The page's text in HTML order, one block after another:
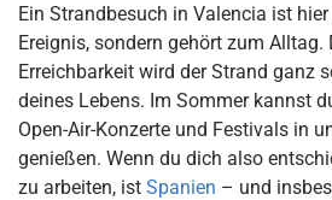
Ein Strandbesuch in Valencia ist
Ereignis, sondern gehört zum Alltag.
Erreichbarkeit wird der Strand ganz
deines Lebens. Im Sommer kannst
Open-Air-Konzerte und Festivals in
genießen. Wenn du dich also
zu arbeiten, ist Spanien – und